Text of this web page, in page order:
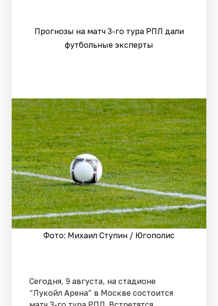
Прогнозы на матч 3-го тура РПЛ дали
футбольные эксперты
Фото: Михаил Ступин / Югополис
Сегодня, 9 августа, на стадионе
“Лукойл Арена” в Москве состоится